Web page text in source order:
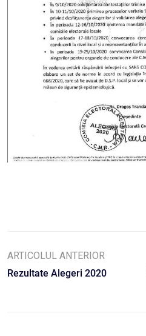
ARTICOLUL ANTERIOR
Rezultate Alegeri 2020